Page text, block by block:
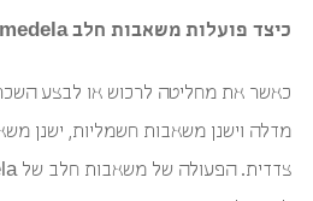
כיצד פועלות משאבות חלב medela ?
כאשר את מחליטה לרכוש או לבצע